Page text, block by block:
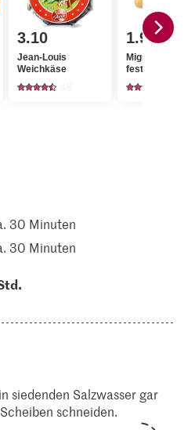
3.10
Jean-Louis
Weichkäse
1.95
Migros
festkochend
30 Minuten
30 Minuten
siedenden Salzwasser gar
schneiden.